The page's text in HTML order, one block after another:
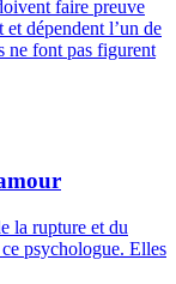
faire preuve
dépendent l’un de
ne font pas figurent
la rupture et du
psychologue. Elles